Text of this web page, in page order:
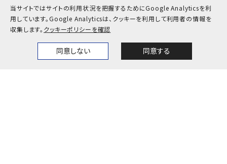
当サイトではサイトの利用状況を把握するためにGoogle Analyticsを利
用しています。Google Analyticsは、クッキーを利用して利用者の情報を
収集します。 クッキーポリシーを確認
同意しない 同意する
News Themes
採用情報
公式SNS一覧
キャンパスカレンダー
神戸大学検定